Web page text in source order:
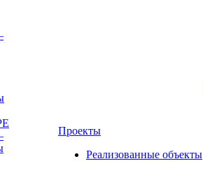
Проекты
Реализованные объекты